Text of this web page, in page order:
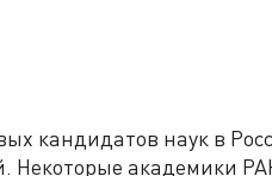
кандидатов наук в
Некоторые академики